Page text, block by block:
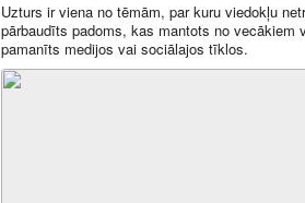
Uzturs ir viena no tēmām, par kuru viedokļu
pārbaudīts padoms, kas mantots no
pamanīts medijos vai sociālajos tīklos.